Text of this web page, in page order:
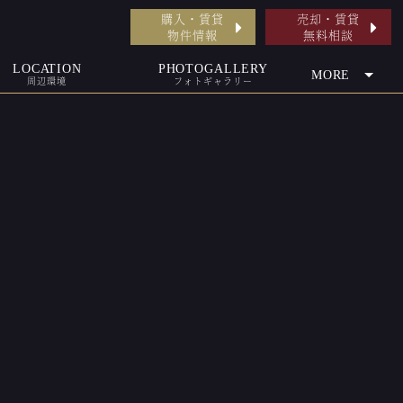
購入・賃貸
物件情報
売却・賃貸
無料相談
LOCATION
周辺環境
PHOTOGALLERY
フォトギャラリー
MORE